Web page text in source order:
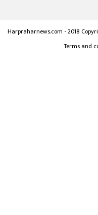
Harpraharnews.com - 2018
Terms and